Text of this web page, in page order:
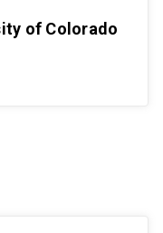
of Colorado